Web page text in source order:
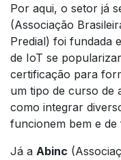
Por aqui, o setor já
(Associação
Predial) foi fundada
de IoT se
certificação para
um tipo de curso de
como integrar
funcionem bem e
Já a Abinc